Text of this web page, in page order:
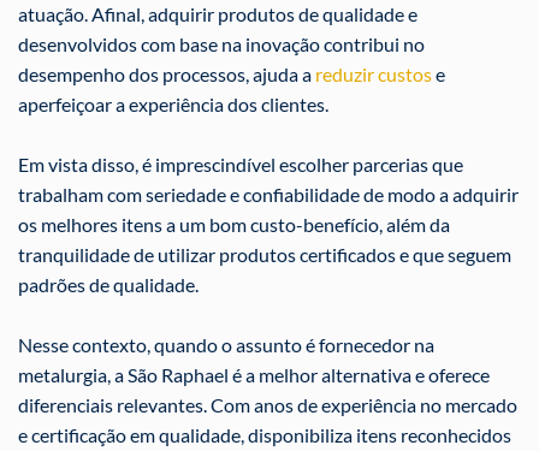
atuação. Afinal, adquirir produtos de qualidade e
desenvolvidos com base na inovação contribui no
desempenho dos processos, ajuda a reduzir custose
aperfeiçoar a experiência dos clientes.
Em vista disso, é imprescindível escolher parcerias que
trabalham com seriedade e confiabilidade de modo a adquirir
os melhores itens a um bom custo-benefício, além da
tranquilidade de utilizar produtos certificados e que seguem
padrões de qualidade.
Nesse contexto, quando o assunto é fornecedor na
metalurgia, a São Raphael é a melhor alternativa e oferece
diferenciais relevantes. Com anos de experiência no mercado
e certificação em qualidade, disponibiliza itens reconhecidos